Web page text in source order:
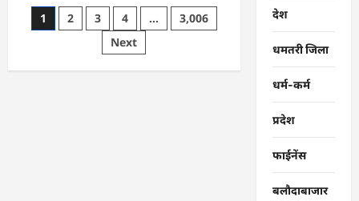
CG
:
बुजुर्ग
महिला
से
Posts
1 2 3 4 …
3,006
Next
देश
धमतरी जिला
धर्म-कर्म
प्रदेश
फाईनेंस
बलौदाबाजार